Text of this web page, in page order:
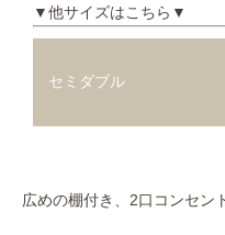
▼他サイズはこちら▼
セミダブル
広めの棚付き、2口コンセン